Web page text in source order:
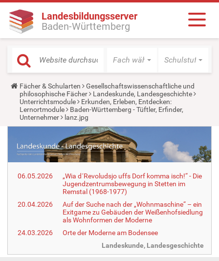
Landesbildungsserver
Baden-Württemberg
Fach wählen Schulstufe
Y
o
u
a
r
e
r
e
:
Fächer & Schularten
Gesellschaftswissenschaftliche und
philosophische Fächer
Landeskunde, Landesgeschichte
Unterrichtsmodule
Erkunden, Erleben, Entdecken:
Lernortmodule
Baden-Württemberg - Tüftler, Erfinder,
Unternehmer
lanz.jpg
06.05.2026
„Wia d´Revoludsjo uffs Dorf komma isch!“ - Die
Jugendzentrumsbewegung in Stetten im
Remstal (1968-1977)
20.04.2026
Auf der Suche nach der „Wohnmaschine“ – ein
Exitgame zu Gebäuden der Weißenhofsiedlung
als Wohnformen der Moderne
24.03.2026
Orte der Moderne am Bodensee
Landeskunde, Landesgeschichte